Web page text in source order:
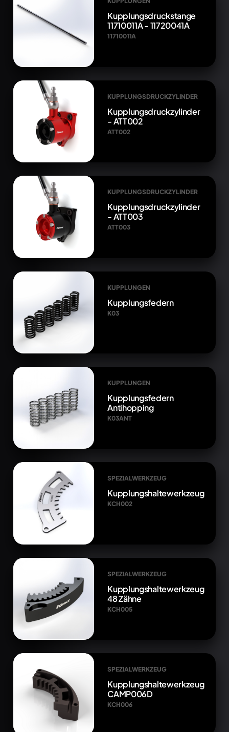
Kupplungsdruckstange
11710011A - 11720041A
11710011A
KUPPLUNGSDRUCKZYLINDER
Kupplungsdruckzylinder
- ATT002
ATT002
KUPPLUNGSDRUCKZYLINDER
Kupplungsdruckzylinder
- ATT003
ATT003
KUPPLUNGEN
Kupplungsfedern
K03
KUPPLUNGEN
Kupplungsfedern
Antihopping
K03ANT
SPEZIALWERKZEUG
Kupplungshaltewerkzeug
KCH002
SPEZIALWERKZEUG
Kupplungshaltewerkzeug
48 Zähne
KCH005
SPEZIALWERKZEUG
Kupplungshaltewerkzeug
CAMP006D
KCH006